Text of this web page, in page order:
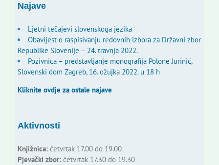
Najave
Ljetni tečajevi slovenskoga jezika
Obavijest o raspisivanju redovnih izbora za Državni zbor
Republike Slovenije – 24. travnja 2022.
Pozivnica – predstavljanje monografija Polone Jurinić,
Slovenski dom Zagreb, 16. ožujka 2022. u 18 h
Kliknite ovdje za ostale najave
Aktivnosti
Knjižnica:četvrtak 17.00 do 19.00
Pjevački zbor:četvrtak 17.30 do 19.30